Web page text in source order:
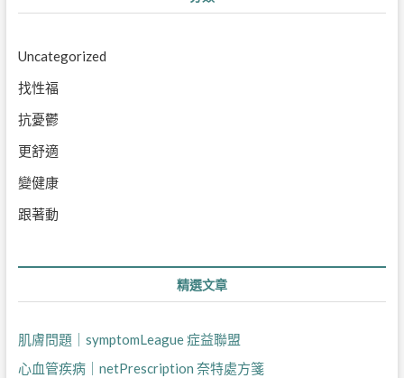
Uncategorized
找性福
抗憂鬱
更舒適
變健康
跟著動
精選文章
肌膚問題｜symptomLeague 症益聯盟
心血管疾病｜netPrescription 奈特處方箋